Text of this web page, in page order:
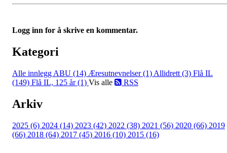
Logg inn for å skrive en kommentar.
Kategori
Alle innlegg ABU (14) Æresutnevnelser (1) Allidrett (3) Flå IL
(149) Flå IL, 125 år (1) Vis alle RSS
Arkiv
2025 (6) 2024 (14) 2023 (42) 2022 (38) 2021 (56) 2020 (66) 2019
(66) 2018 (64) 2017 (45) 2016 (10) 2015 (16)